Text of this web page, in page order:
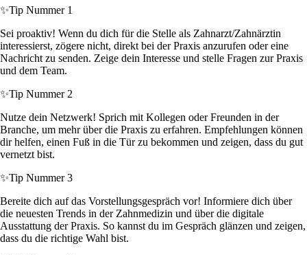
✨Tip Nummer 1
Sei proaktiv! Wenn du dich für die Stelle als Zahnarzt/Zahnärztin
interessierst, zögere nicht, direkt bei der Praxis anzurufen oder eine
Nachricht zu senden. Zeige dein Interesse und stelle Fragen zur Praxis
und dem Team.
✨Tip Nummer 2
Nutze dein Netzwerk! Sprich mit Kollegen oder Freunden in der
Branche, um mehr über die Praxis zu erfahren. Empfehlungen können
dir helfen, einen Fuß in die Tür zu bekommen und zeigen, dass du gut
vernetzt bist.
✨Tip Nummer 3
Bereite dich auf das Vorstellungsgespräch vor! Informiere dich über
die neuesten Trends in der Zahnmedizin und über die digitale
Ausstattung der Praxis. So kannst du im Gespräch glänzen und zeigen,
dass du die richtige Wahl bist.